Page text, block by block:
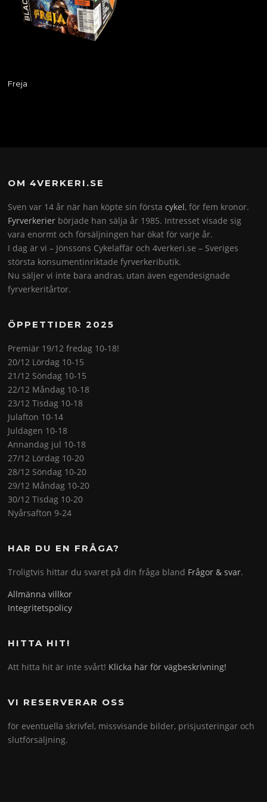
Freja
OM 4VERKERI.SE
Sven var 14 år när han köpte sin förstacykel, för fem kronor.
Fyrverkerier började han sälja år 1985. Intresset visade sig
vara enormt och försäljningen har ökat för varje år.
I dag är vi – Jönssons Cykelaffär och 4verkeri.se – Sveriges
största konsumentinriktade fyrverkeributik.
Nu säljer vi inte bara andras, utan även egendesignade
fyrverkeritårtor.
ÖPPETTIDER 2025
Premiär 19/12 fredag 10-18!
20/12 Lördag 10-15
21/12 Söndag 10-15
22/12 Måndag 10-18
23/12 Tisdag 10-18
Julafton 10-14
Juldagen 10-18
Annandag jul 10-18
27/12 Lördag 10-20
28/12 Söndag 10-20
29/12 Måndag 10-20
30/12 Tisdag 10-20
Nyårsafton 9-24
HAR DU EN FRÅGA?
Troligtvis hittar du svaret på din fråga bland Frågor & svar.
Allmänna villkor
Integritetspolicy
HITTA HIT!
Att hitta hit är inte svårt! Klicka här för vägbeskrivning!
VI RESERVERAR OSS
för eventuella skrivfel, missvisande bilder, prisjusteringar och
slutförsäljning.